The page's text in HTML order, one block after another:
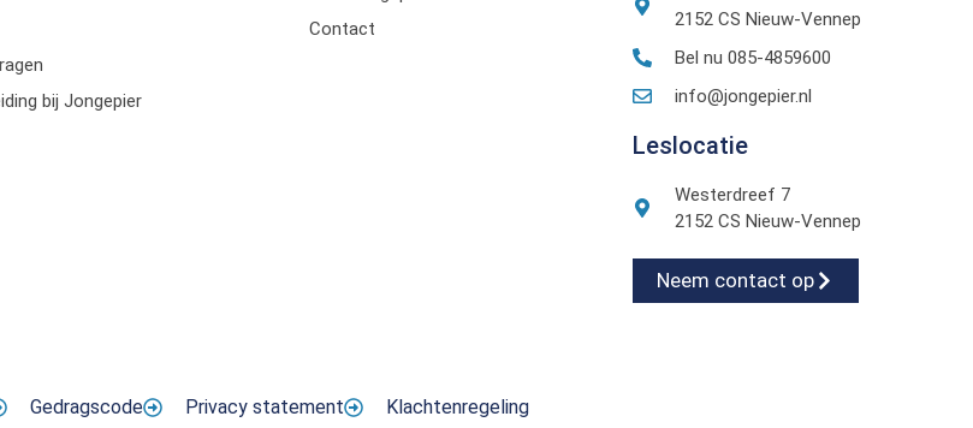
bij Jongepier
Contact
2152 CS Nieuw-Vennep
Bel nu 085-4859600
info@jongepier.nl
Leslocatie
Westerdreef 7
2152 CS Nieuw-Vennep
Neem contact op
Gedragscode Privacy statement Klachtenregeling